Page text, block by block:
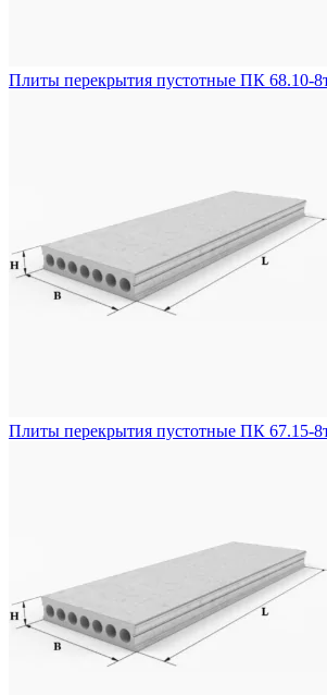
Плиты перекрытия пустотные ПК 68.10-
Плиты перекрытия пустотные ПК 67.15-